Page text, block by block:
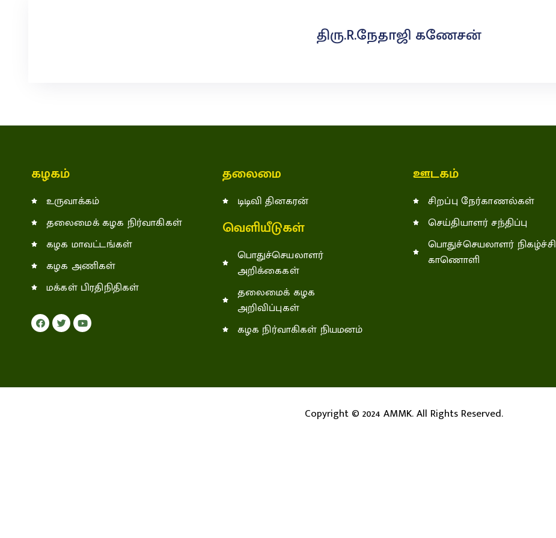
திரு.R.நேதாஜி கணேசன்
கழகம்
உருவாக்கம்
தலைமைக் கழக நிர்வாகிகள்
கழக மாவட்டங்கள்
கழக அணிகள்
மக்கள் பிரதிநிதிகள்
தலைமை
டிடிவி தினகரன்
வெளியீடுகள்
பொதுச்செயலாளர்
அறிக்கைகள்
தலைமைக் கழக
அறிவிப்புகள்
கழக நிர்வாகிகள் நியமனம்
ஊடகம்
சிறப்பு நேர்காணல்கள்
செய்தியாளர் சந்திப்பு
பொதுச்செயலாளர் நிகழ்ச்சி
காணொளி
Copyright © 2024 AMMK. All Rights Reserved.